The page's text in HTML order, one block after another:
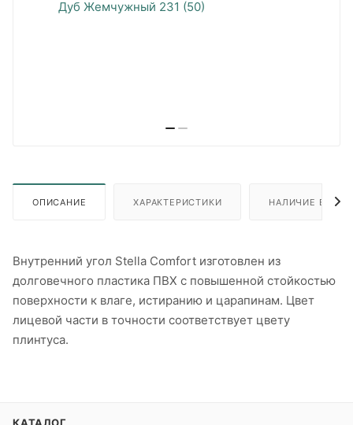
ОПИСАНИЕ ХАРАКТЕРИСТИКИ НАЛИЧИЕ В
Внутренний угол Stella Comfort изготовлен из
долговечного пластика ПВХ с повышенной стойкостью
поверхности к влаге, истиранию и царапинам. Цвет
лицевой части в точности соответствует цвету
плинтуса.